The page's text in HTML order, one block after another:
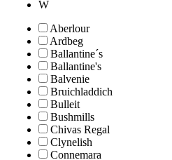
W
Aberlour
Ardbeg
Ballantine´s
Ballantine's
Balvenie
Bruichladdich
Bulleit
Bushmills
Chivas Regal
Clynelish
Connemara